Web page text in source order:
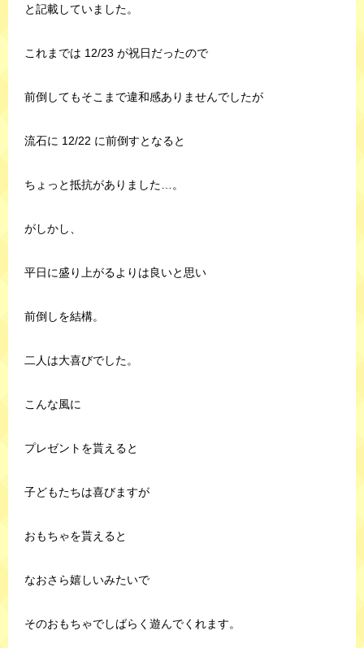
と記載していました。
これまでは 12/23 が祝日だったので
前倒してもそこまで違和感ありませんでしたが
流石に 12/22 に前倒すとなると
ちょっと抵抗がありました…。
がしかし、
平日に盛り上がるよりは良いと思い
前倒しを結構。
二人は大喜びでした。
こんな風に
プレゼントを貰えると
子どもたちは喜びますが
おもちゃを貰えると
なおさら嬉しいみたいで
そのおもちゃでしばらく遊んでくれます。